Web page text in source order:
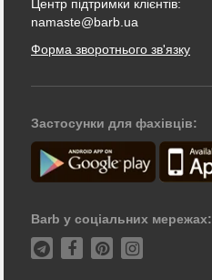
Центр підтримки клієнтів:
namaste@barb.ua
Форма зворотнього зв'язку
Застосунки для фахівців:
Barb у соціальних мережах: